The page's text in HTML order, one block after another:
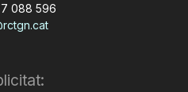
088 596